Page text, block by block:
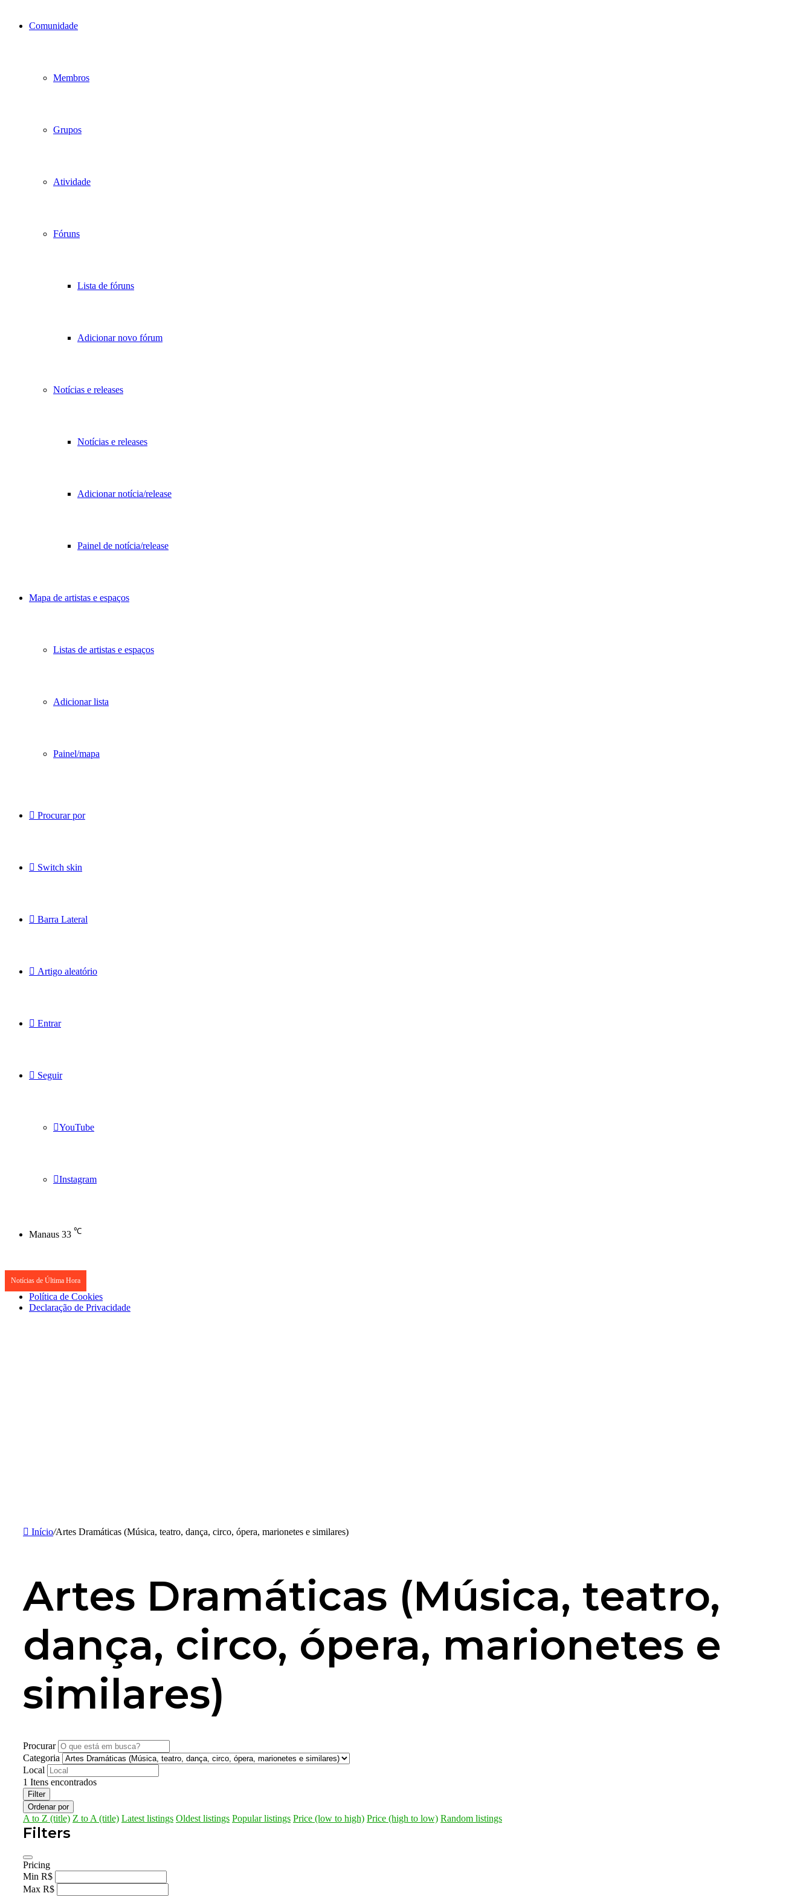
Comunidade
Membros
Grupos
Atividade
Fóruns
Lista de fóruns
Adicionar novo fórum
Notícias e releases
Notícias e releases
Adicionar notícia/release
Painel de notícia/release
Mapa de artistas e espaços
Listas de artistas e espaços
Adicionar lista
Painel/mapa
Procurar por
Switch skin
Barra Lateral
Artigo aleatório
Entrar
Seguir
YouTube
Instagram
Manaus 33 ℃
Notícias de Última Hora
Política de Cookies
Declaração de Privacidade
Início/Artes Dramáticas (Música, teatro, dança, circo, ópera, marionetes e similares)
Artes Dramáticas (Música, teatro,
dança, circo, ópera, marionetes e
similares)
Procurar
Categoria
Local
1 Itens encontrados
Filter
Ordenar por
A to Z (title) Z to A (title) Latest listings Oldest listings Popular listings Price (low to high) Price (high to low) Random listings
Filters
Pricing
Min R$
Max R$